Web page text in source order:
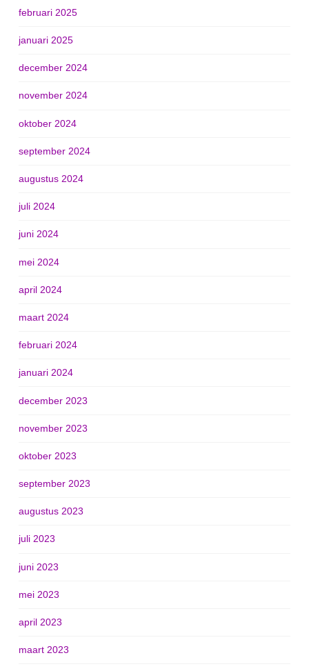
februari 2025
januari 2025
december 2024
november 2024
oktober 2024
september 2024
augustus 2024
juli 2024
juni 2024
mei 2024
april 2024
maart 2024
februari 2024
januari 2024
december 2023
november 2023
oktober 2023
september 2023
augustus 2023
juli 2023
juni 2023
mei 2023
april 2023
maart 2023